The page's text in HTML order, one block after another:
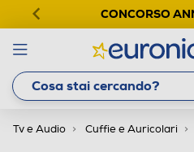
CONCORSO
Tv e Audio Cuffie e Auricolari